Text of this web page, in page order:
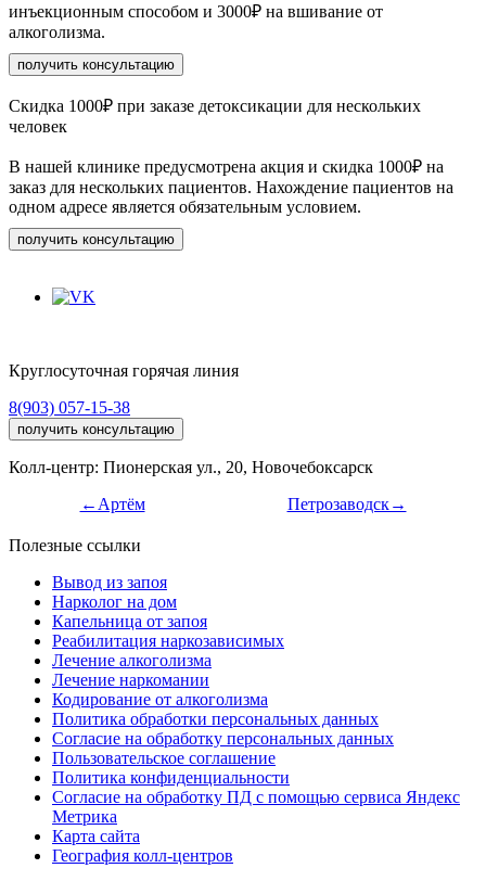
инъекционным способом и 3000₽ на вшивание от
алкоголизма.
получить консультацию
Скидка 1000₽ при заказе детоксикации для нескольких
человек
В нашей клинике предусмотрена акция и скидка 1000₽ на
заказ для нескольких пациентов. Нахождение пациентов на
одном адресе является обязательным условием.
получить консультацию
Круглосуточная горячая линия
8(903) 057-15-38
получить консультацию
Колл-центр: Пионерская ул., 20, Новочебоксарск
←Артём
Петрозаводск→
Полезные ссылки
Вывод из запоя
Нарколог на дом
Капельница от запоя
Реабилитация наркозависимых
Лечение алкоголизма
Лечение наркомании
Кодирование от алкоголизма
Политика обработки персональных данных
Согласие на обработку персональных данных
Пользовательское соглашение
Политика конфиденциальности
Согласие на обработку ПД с помощью сервиса Яндекс
Метрика
Карта сайта
География колл-центров